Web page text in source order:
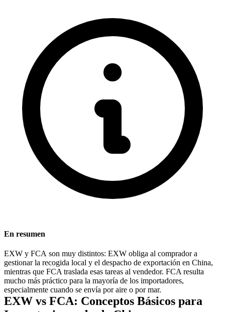
En resumen
EXW y FCA son muy distintos: EXW obliga al comprador a
gestionar la recogida local y el despacho de exportación en China,
mientras que FCA traslada esas tareas al vendedor. FCA resulta
mucho más práctico para la mayoría de los importadores,
especialmente cuando se envía por aire o por mar.
EXW vs FCA: Conceptos Básicos para